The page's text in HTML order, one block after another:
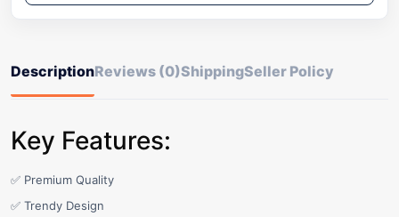
DescriptionReviews (0)ShippingSeller Policy
Key Features:
✅ Premium Quality
✅ Trendy Design